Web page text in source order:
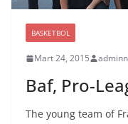
BASKETBOL
Mart 24, 2015
Baf, Pro-
The young team of